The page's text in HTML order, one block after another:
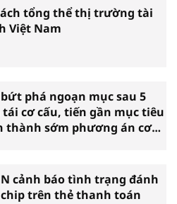
tổng thể thị trường tài
Việt Nam
bứt phá ngoạn mục sau 5
tái cơ cấu, tiến gần mục tiêu
thành sớm phương án cơ
cảnh báo tình trạng đánh
trên thẻ thanh toán